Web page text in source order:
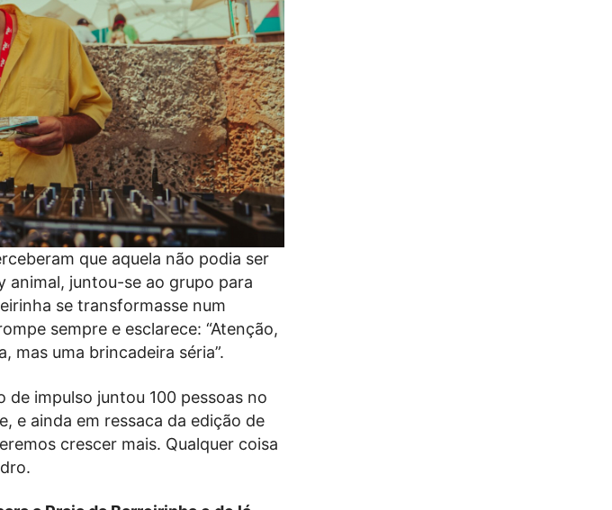
que aquela não podia ser
animal, juntou-se ao grupo para
se transformasse num
sempre e esclarece: “Atenção,
mas uma brincadeira séria”.
de impulso juntou 100 pessoas no
e ainda em ressaca da edição de
crescer mais. Qualquer coisa